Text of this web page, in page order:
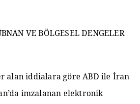
VE BÖLGESEL DENGELER
alan iddialara göre ABD ile İran
imzalanan elektronik